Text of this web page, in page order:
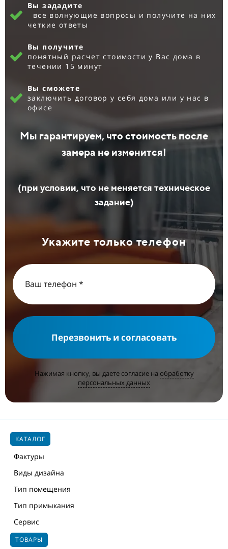
Вы зададите
все волнующие вопросы и получите на них
четкие ответы
Вы получите
понятный расчет стоимости у Вас дома в
течении 15 минут
Вы сможете
заключить договор у себя дома или у нас в
офисе
Мы гарантируем, что стоимость после
замера не изменится!
(при условии, что не меняется техническое
задание)
Укажите только телефон
Перезвонить и согласовать
Нажимая кнопку, вы даете согласие на обработку
персональных данных
КАТАЛОГ
Фактуры
Виды дизайна
Тип помещения
Тип примыкания
Сервис
ТОВАРЫ